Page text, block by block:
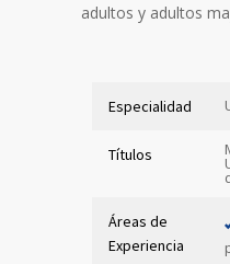
adultos y adultos
Especialidad
Títulos
Áreas de
Experiencia